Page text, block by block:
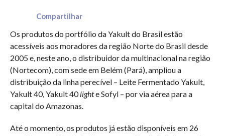
Compartilhar
Os produtos do portfólio da Yakult do Brasil estão
acessíveis aos moradores da região Norte do Brasil desde
2005 e, neste ano, o distribuidor da multinacional na região
(Nortecom), com sede em Belém (Pará), ampliou a
distribuição da linha perecível – Leite Fermentado Yakult,
Yakult 40, Yakult 40lighte Sofyl – por via aérea para a
capital do Amazonas.
Até o momento, os produtos já estão disponíveis em 26